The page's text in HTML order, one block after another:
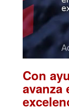
Con
avanza